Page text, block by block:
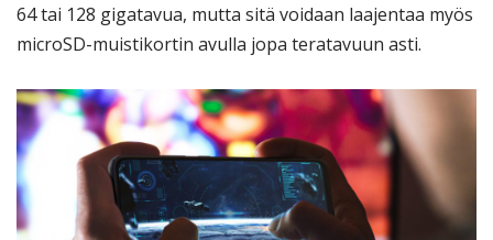
64 tai 128 gigatavua, mutta sitä voidaan laajentaa myös
microSD-muistikortin avulla jopa teratavuun asti.